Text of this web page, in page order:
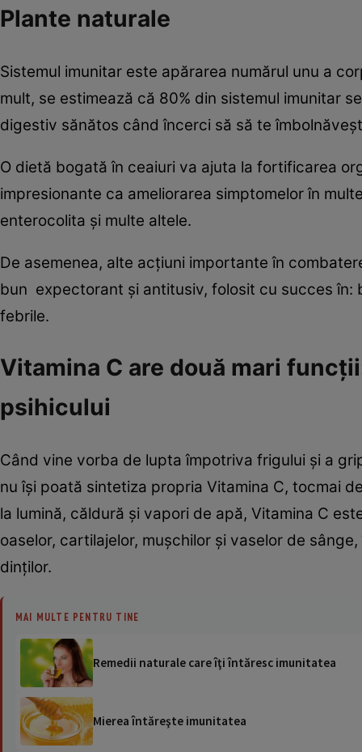
Plante naturale
Sistemul imunitar este apărarea numărul unu a
mult, se estimează că 80% din sistemul imunitar
digestiv sănătos când încerci să să te
O dietă bogată în ceaiuri va ajuta la fortificarea
impresionante ca ameliorarea simptomelor în
enterocolita şi multe altele.
De asemenea, alte acţiuni importante în
bun expectorant şi antitusiv, folosit cu succes în:
febrile.
Vitamina C are două mari
psihicului
Când vine vorba de lupta împotriva frigului şi a
nu îşi poată sintetiza propria Vitamina C, tocmai
la lumină, căldură şi vapori de apă, Vitamina C
oaselor, cartilajelor, muşchilor şi vaselor de
dinţilor.
MAI MULTE PENTRU TINE
Remedii naturale care îţi întăresc imunitatea
Mierea întăreşte imunitatea